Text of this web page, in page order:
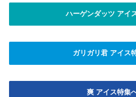
ハーゲンダッツ アイ
ガリガリ君 アイス
爽 アイス特集